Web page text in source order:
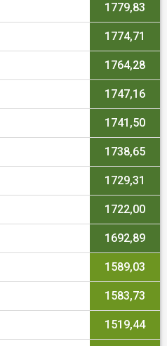
1779,83
1774,71
1764,28
1747,16
1741,50
1738,65
1729,31
1722,00
1692,89
1589,03
1583,73
1519,44